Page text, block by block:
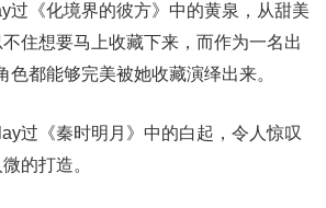
过《化境界的彼方》中的黄泉，从甜美
住想要马上收藏下来，而作为一名出
色都能够完美被她收藏演绎出来。
过《秦时明月》中的白起，令人惊叹
的打造。